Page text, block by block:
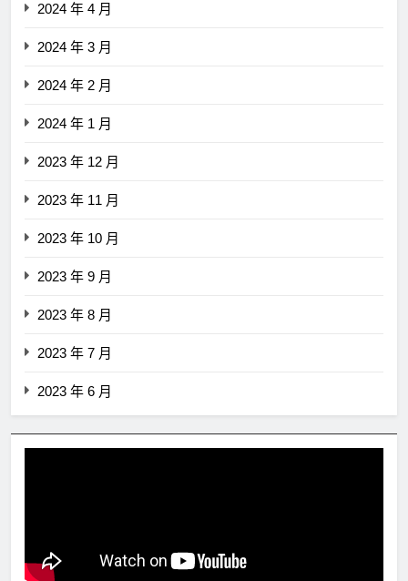
2024 年 4 月
2024 年 3 月
2024 年 2 月
2024 年 1 月
2023 年 12 月
2023 年 11 月
2023 年 10 月
2023 年 9 月
2023 年 8 月
2023 年 7 月
2023 年 6 月